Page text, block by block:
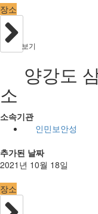
장소
보기
양강도
소
소속기관
인민보안성
추가된 날짜
2021년 10월 18일
장소